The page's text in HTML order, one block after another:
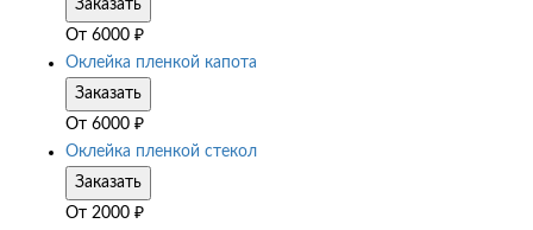
Заказать
От 6000 ₽
Оклейка пленкой капота
Заказать
От 6000 ₽
Оклейка пленкой стекол
Заказать
От 2000 ₽